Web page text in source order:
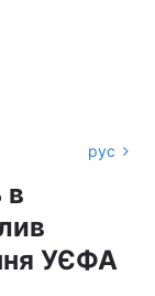
рус
в
УЄФА